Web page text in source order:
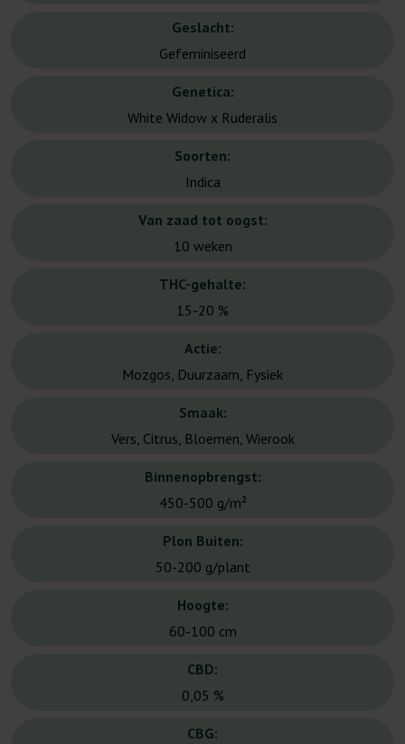
Geslacht:
Gefeminiseerd
Genetica:
White Widow x Ruderalis
Soorten:
Indica
Van zaad tot oogst:
10 weken
THC-gehalte:
15-20 %
Actie:
Mozgos, Duurzaam, Fysiek
Smaak:
Vers, Citrus, Bloemen, Wierook
Binnenopbrengst:
450-500 g/m²
Plon Buiten:
50-200 g/plant
Hoogte:
60-100 cm
CBD:
0,05 %
CBG: